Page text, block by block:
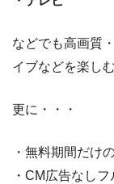
などでも高画質
イブなどを楽し
更に・・・
・無料期間だけ
・CM広告なし